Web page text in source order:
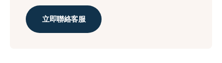
立即聯絡客服